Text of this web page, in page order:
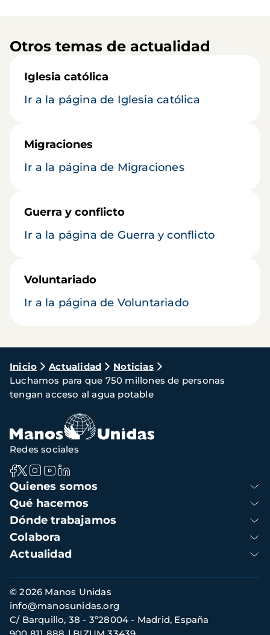
Otros temas de actualidad
Iglesia católica
Ir a la página de Iglesia católica
Migraciones
Ir a la página de Migraciones
Guerra y conflicto
Ir a la página de Guerra y conflicto
Voluntariado
Ir a la página de Voluntariado
Ruta
de
navegación
Inicio Actualidad
Noticias
Luchamos para que 750 millones de personas
tengan acceso al agua potable
Navegación
principal
Quienes somos
Qué hacemos
Dónde trabajamos
Colabora
Actualidad
Redes sociales
Información
de
contacto
© 2026 Manos Unidas
C/ Barquillo, 38 - 3º28004 - Madrid, España
info@manosunidas.org